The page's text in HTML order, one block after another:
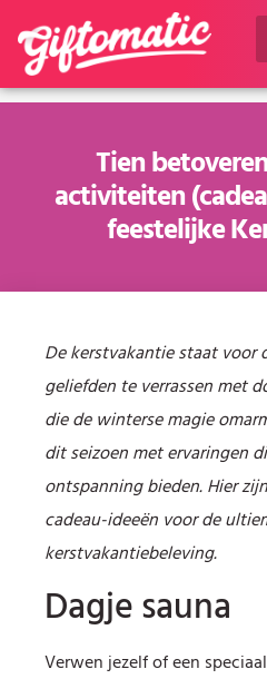
Tien
activiteiten
feestelijke
De kerstvakantie staat voor
geliefden te verrassen met
die de winterse magie
dit seizoen met ervaringen
ontspanning bieden. Hier
cadeau-ideeën voor de
kerstvakantiebeleving.
Dagje sauna
Verwen jezelf of een